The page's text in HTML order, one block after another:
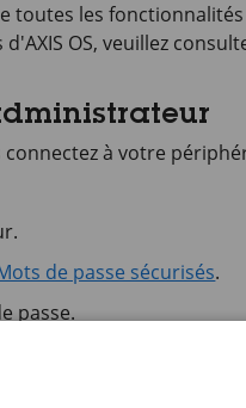
toutes les
d'AXIS OS, veuillez
à votre
de passe sécurisés.
passe.